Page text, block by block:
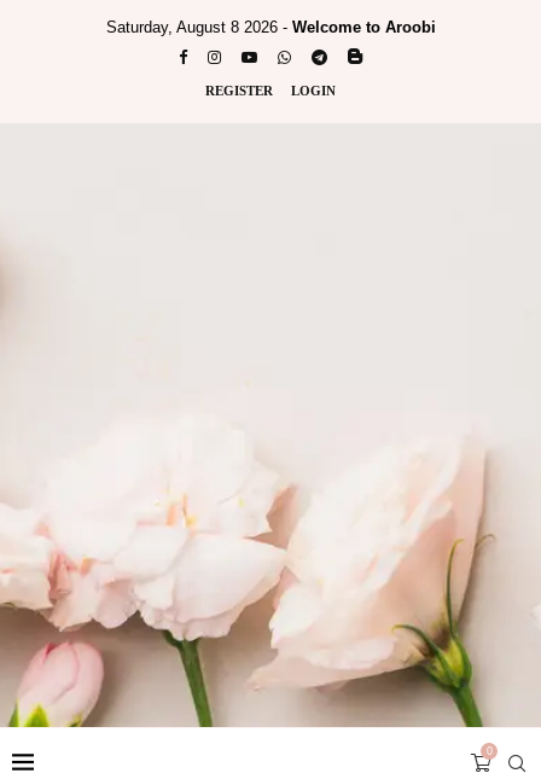
Saturday, August 8 2026 - Welcome to Aroobi
REGISTER LOGIN
0